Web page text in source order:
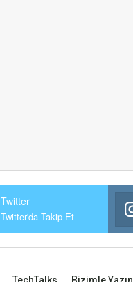
Twitter
Twitter'da Takip Et
TechTalks Bizimle Yazın